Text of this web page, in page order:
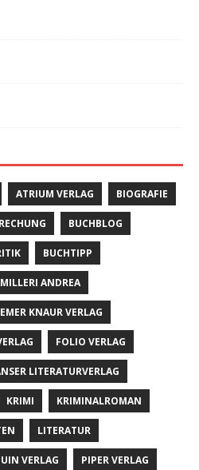
ATRIUM VERLAG BIOGRAFIE
BUCHBLOG
BUCHTIPP
ANDREA
KNAUR VERLAG
FOLIO VERLAG
LITERATURVERLAG
KRIMI KRIMINALROMAN
LITERATUR
VERLAG PIPER VERLAG